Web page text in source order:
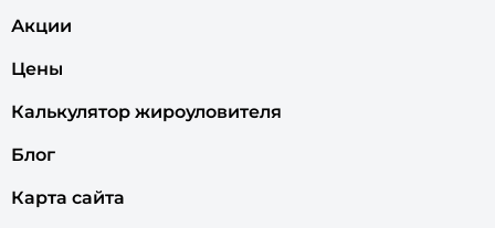
Акции
Цены
Калькулятор жироуловителя
Блог
Карта сайта